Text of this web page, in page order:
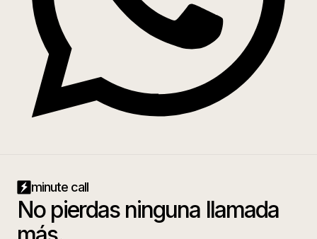
minute call
No pierdas ninguna llamada